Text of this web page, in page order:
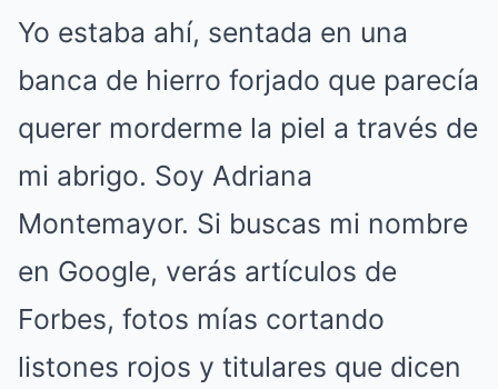
Yo estaba ahí, sentada en una
banca de hierro forjado que parecía
querer morderme la piel a través de
mi abrigo. Soy Adriana
Montemayor. Si buscas mi nombre
en Google, verás artículos de
Forbes, fotos mías cortando
listones rojos y titulares que dicen